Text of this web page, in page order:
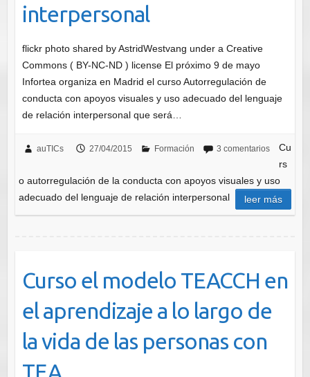
interpersonal
flickr photo shared by AstridWestvang under a Creative
Commons ( BY-NC-ND ) license El próximo 9 de mayo
Infortea organiza en Madrid el curso Autorregulación de
conducta con apoyos visuales y uso adecuado del lenguaje
de relación interpersonal que será…
auTICs 27/04/2015 Formación 3 comentarios
Cu
rs
o autorregulación de la conducta con apoyos visuales y uso
adecuado del lenguaje de relación interpersonal
leer más
Curso el modelo TEACCH en
el aprendizaje a lo largo de
la vida de las personas con
TEA